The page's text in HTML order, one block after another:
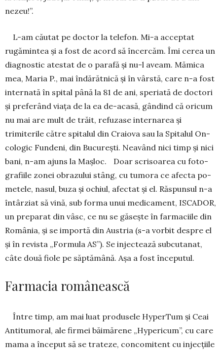
nezeu!”.
L-am căutat pe doctor la telefon. Mi-a acceptat
rugămintea şi a fost de acord să încercăm. Îmi cerea un
diagnostic atestat de o parafă şi nu-l aveam. Mă­mica
mea, Maria P., mai în­dărătnică şi în vârstă, care n-a fost
in­ternată în spital până la 81 de ani, speriată de doctori
şi preferând viaţa de la ea de-acasă, gândind că oricum
nu mai are mult de trăit, re­fuzase inter­narea şi
trimiterile către spitalul din Craiova sau la Spi­talul On­
co­logic Fun­deni, din Bucu­reşti. Nea­vând nici timp şi nici
bani, n-am ajuns la Maşloc. Doar scri­soarea cu foto­
gra­fiile zonei obra­zului stâng, cu tumora ce afecta po­
me­te­le, nasul, bu­za şi ochiul, afectat şi el. Răspunsul n-a
în­târ­ziat să vină, sub for­ma unui me­di­ca­ment, ISCA­DOR,
un pre­parat din vâsc, ce nu se gă­seşte în farma­ciile din
Ro­mânia, și se im­portă din Austria (s-a vor­bit despre el
și în revista „Formula AS”). Se injectează subcutanat,
câte două fiole pe săptămână. Aşa a fost începutul.
Farmacia românească
Între timp, am mai luat pro­du­sele HyperTum şi Ceai
Antitu­mo­ral, ale firmei băimărene „Hype­ri­cum”, cu care
mama a început să se trateze, conco­mitent cu injecţiile